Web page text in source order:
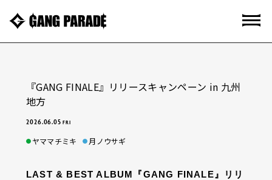
『GANG FINALE』リリースキャンペーン in 九州
地方
2026.06.05 FRI
ヤママチミキ 月ノウサギ
LAST & BEST ALBUM『GANG FINALE』リリ